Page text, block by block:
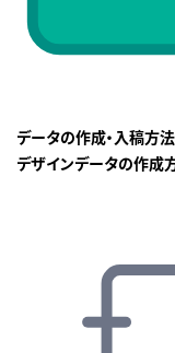
データの作成・入稿方
デザインデータの作成